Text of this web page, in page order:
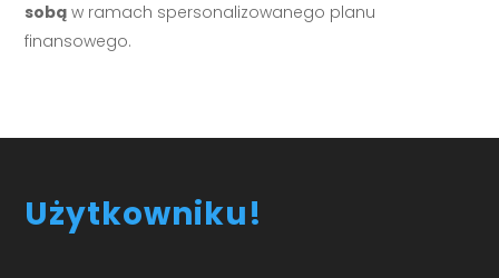
sobą w ramach spersonalizowanego planu
finansowego.
Użytkowniku!